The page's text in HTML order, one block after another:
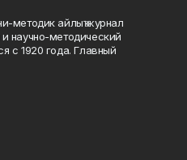
методик айлыҡ журнал
научно-методический
с 1920 года. Главный